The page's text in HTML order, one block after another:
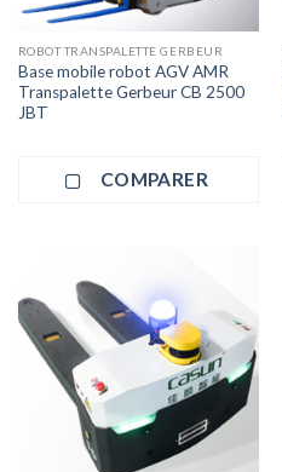
ROBOT TRANSPALETTE GERBEUR
Base mobile robot AGV AMR
Transpalette Gerbeur CB 2500
JBT
COMPARER